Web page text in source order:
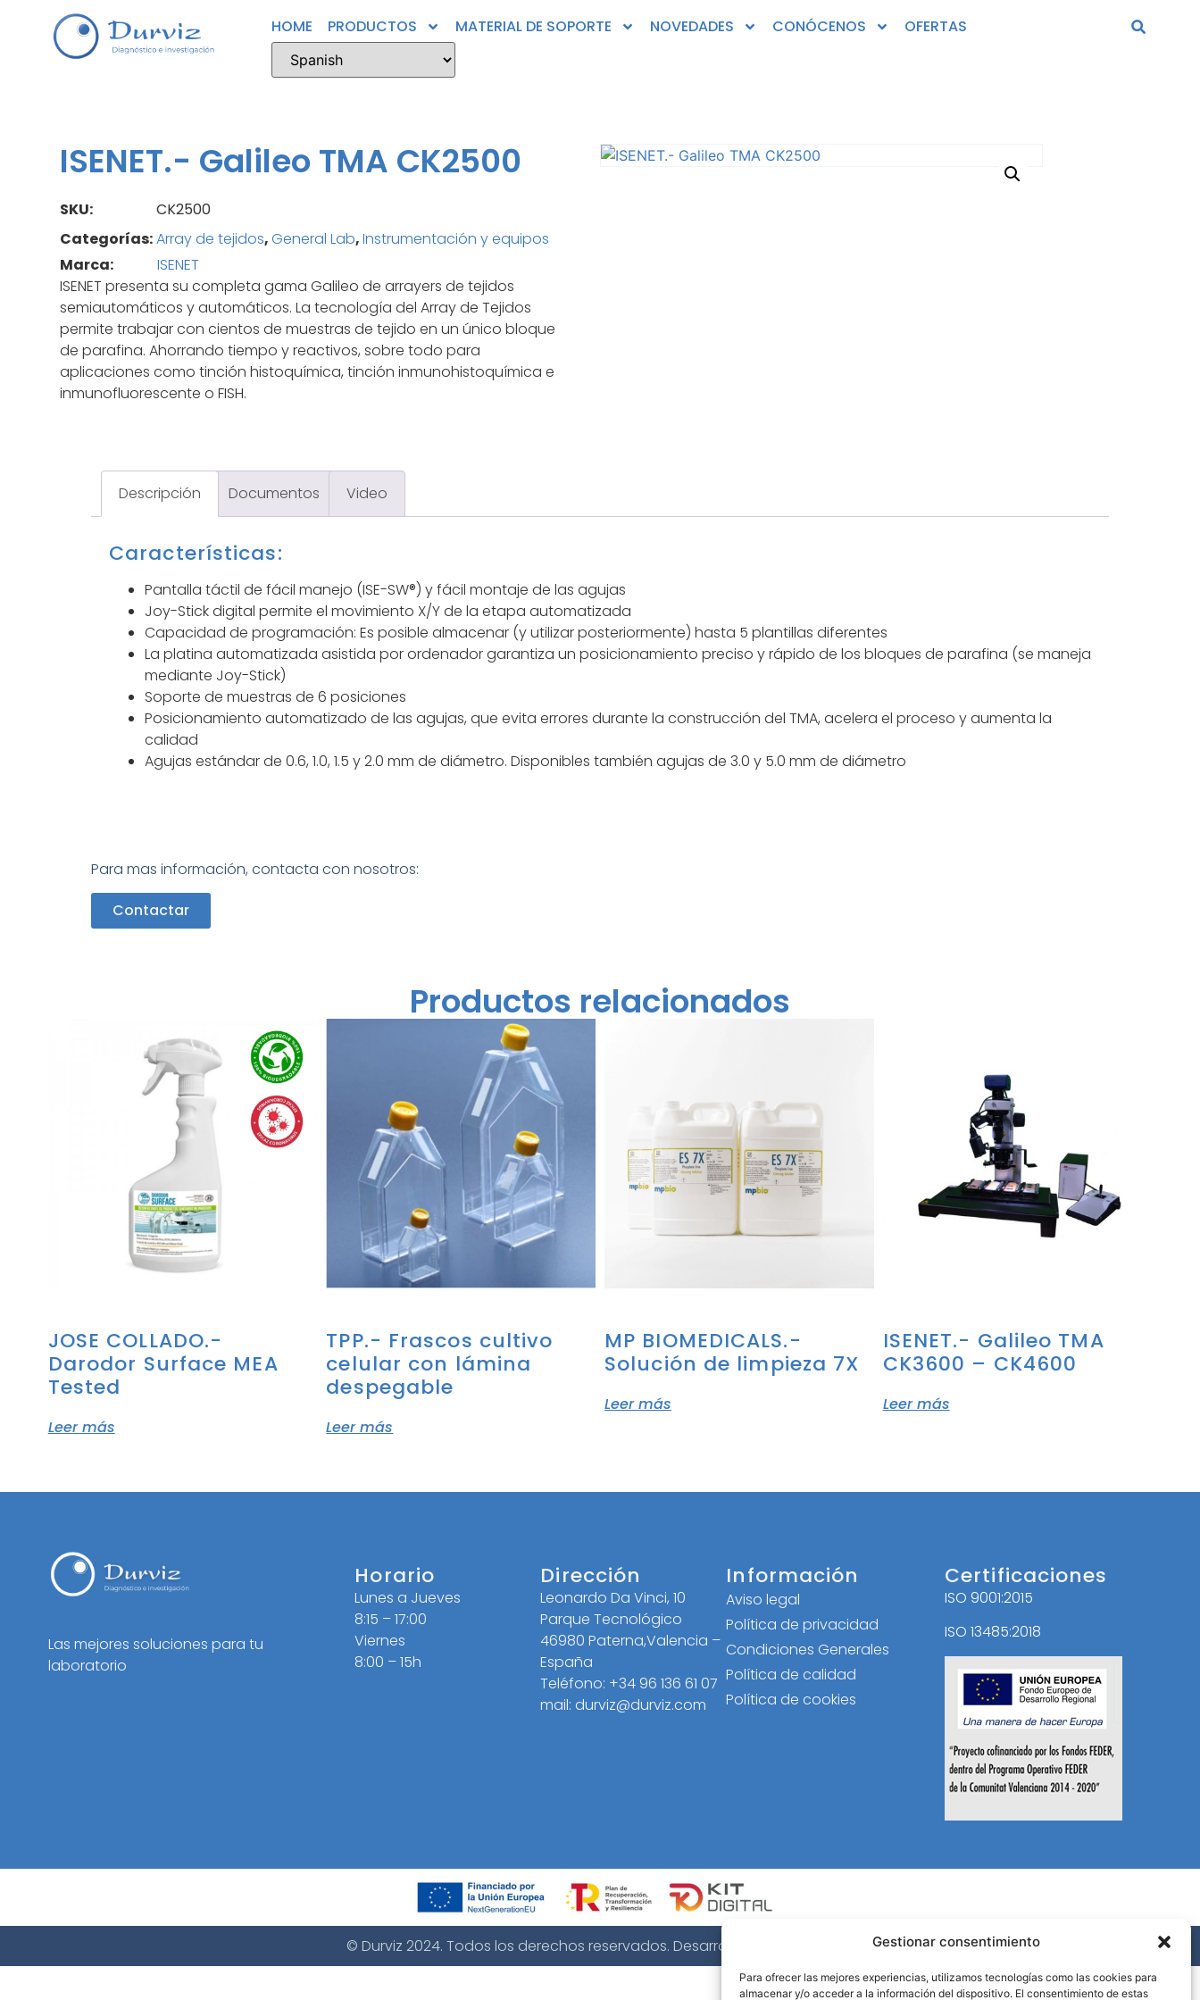
Gestionar consentimiento
Para ofrecer las mejores experiencias, utilizamos tecnologías como las cookies para
almacenar y/o acceder a la información del dispositivo. El consentimiento de estas
HOME PRODUCTOS MATERIAL DE SOPORTE NOVEDADES CONÓCENOS OFERTAS
ISENET.- Galileo TMA CK2500
SKU:
CK2500
Categorías:Array de tejidos,General Lab,Instrumentación y equipos
Marca:
ISENET
ISENET presenta su completa gama Galileo de arrayers de tejidos
semiautomáticos y automáticos. La tecnología del Array de Tejidos
permite trabajar con cientos de muestras de tejido en un único bloque
de parafina. Ahorrando tiempo y reactivos, sobre todo para
aplicaciones como tinción histoquímica, tinción inmunohistoquímica e
inmunofluorescente o FISH.
Descripción Documentos Video
Características:
Pantalla táctil de fácil manejo (ISE-SW®) y fácil montaje de las agujas
Joy-Stickdigital permite el movimiento X/Y de la etapa automatizada
Capacidad de programación: Es posible almacenar (y utilizar posteriormente) hasta 5 plantillas diferentes
La platina automatizada asistida por ordenador garantiza un posicionamiento preciso y rápido de los bloques de parafina (se maneja
mediante Joy-Stick)
Soporte de muestras de 6 posiciones
Posicionamiento automatizado de las agujas, que evita errores durante la construcción del TMA, acelera el proceso y aumenta la
calidad
Agujas estándar de 0.6, 1.0, 1.5 y 2.0 mm de diámetro. Disponibles también agujas de 3.0 y 5.0 mm de diámetro
Para mas información, contacta con nosotros:
Contactar
Productos relacionados
JOSE COLLADO.-
Darodor Surface MEA
Tested
Leer más
TPP.- Frascos cultivo
celular con lámina
despegable
Leer más
MP BIOMEDICALS.-
Solución de limpieza 7X
Leer más
ISENET.- Galileo TMA
CK3600 – CK4600
Leer más
Las mejores soluciones para tu
laboratorio
Horario
Lunes a Jueves
8:15 – 17:00
Viernes
8:00 – 15h
Dirección
Leonardo Da Vinci, 10
Parque Tecnológico
46980 Paterna,Valencia –
España
Teléfono: +34 96 136 61 07
mail: durviz@durviz.com
Información
Aviso legal
Política de privacidad
Condiciones Generales
Política de calidad
Política de cookies
Certificaciones
ISO 9001:2015
ISO 13485:2018
© Durviz 2024. Todos los derechos reservados. Desarrollo web